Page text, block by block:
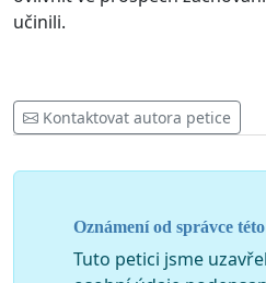
učinili.
Kontaktovat autora petice
Oznámení od správce
Tuto petici jsme